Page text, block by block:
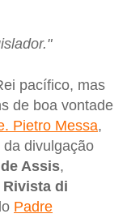
pacífico, mas
de boa vontade
Pietro Messa,
divulgação
Assis,
Rivista di
Padre